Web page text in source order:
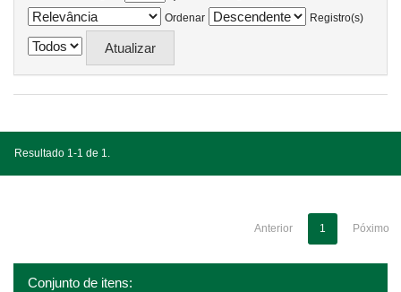
Ordenar
Registro(s)
Resultado 1-1 de 1.
Anterior 1 Póximo
Conjunto de itens: